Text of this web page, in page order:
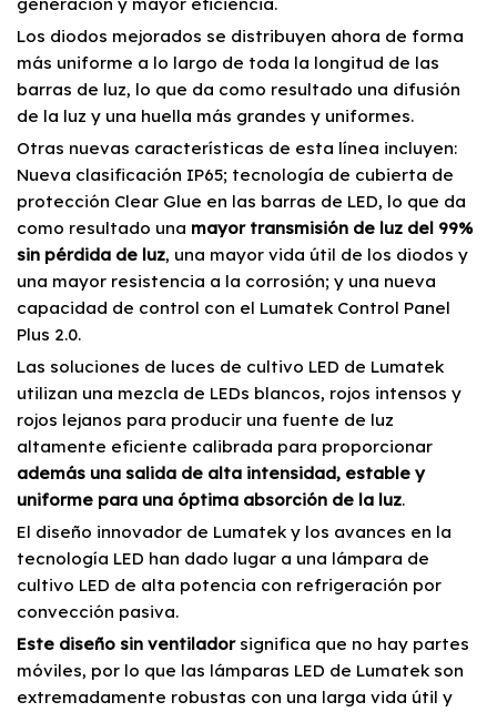
Los diodos mejorados se distribuyen ahora de forma
más uniforme a lo largo de toda la longitud de las
barras de luz, lo que da como resultado una difusión
de la luz y una huella más grandes y uniformes.
Otras nuevas características de esta línea incluyen:
Nueva clasificación IP65; tecnología de cubierta de
protección Clear Glue en las barras de LED, lo que da
como resultado una mayor transmisión de luz del 99%
sin pérdida de luz, una mayor vida útil de los diodos y
una mayor resistencia a la corrosión; y una nueva
capacidad de control con el Lumatek Control Panel
Plus 2.0.
Las soluciones de luces de cultivo LED de Lumatek
utilizan una mezcla de LEDs blancos, rojos intensos y
rojos lejanos para producir una fuente de luz
altamente eficiente calibrada para proporcionar
además una salida de alta intensidad, estable y
uniforme para una óptima absorción de la luz.
El diseño innovador de Lumatek y los avances en la
tecnología LED han dado lugar a una lámpara de
cultivo LED de alta potencia con refrigeración por
convección pasiva.
Este diseño sin ventiladorsignifica que no hay partes
móviles, por lo que las lámparas LED de Lumatek son
extremadamente robustas con una larga vida útil y